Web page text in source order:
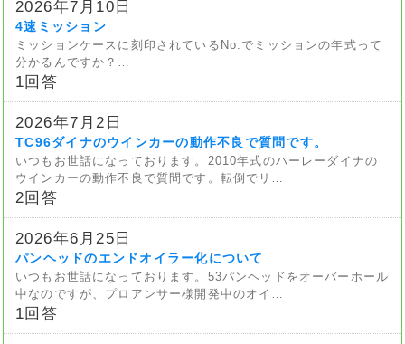
2026年7月10日
4速ミッション
ミッションケースに刻印されているNo.でミッションの年式って
分かるんですか？…
1回答
2026年7月2日
TC96ダイナのウインカーの動作不良で質問です。
いつもお世話になっております。2010年式のハーレーダイナの
ウインカーの動作不良で質問です。転倒でリ…
2回答
2026年6月25日
パンヘッドのエンドオイラー化について
いつもお世話になっております。53パンヘッドをオーバーホール
中なのですが、プロアンサー様開発中のオイ…
1回答